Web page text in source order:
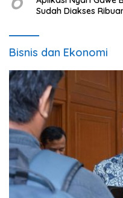
Sudah Diakses
Bisnis dan Ekonomi